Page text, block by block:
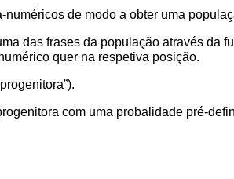
de modo a obter uma
das frases da população através da
quer na respetiva posição.
com uma probalidade pré-